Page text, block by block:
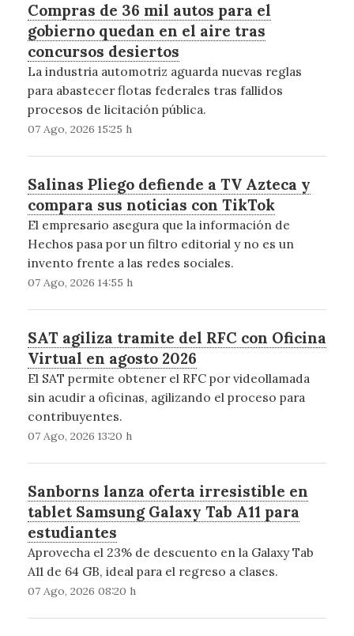
Compras de 36 mil autos para el
gobierno quedan en el aire tras
concursos desiertos
La industria automotriz aguarda nuevas reglas
para abastecer flotas federales tras fallidos
procesos de licitación pública.
07 Ago, 2026 15:25 h
Salinas Pliego defiende a TV Azteca y
compara sus noticias con TikTok
El empresario asegura que la información de
Hechos pasa por un filtro editorial y no es un
invento frente a las redes sociales.
07 Ago, 2026 14:55 h
SAT agiliza tramite del RFC con Oficina
Virtual en agosto 2026
El SAT permite obtener el RFC por videollamada
sin acudir a oficinas, agilizando el proceso para
contribuyentes.
07 Ago, 2026 13:20 h
Sanborns lanza oferta irresistible en
tablet Samsung Galaxy Tab A11 para
estudiantes
Aprovecha el 23% de descuento en la Galaxy Tab
A11 de 64 GB, ideal para el regreso a clases.
07 Ago, 2026 08:20 h